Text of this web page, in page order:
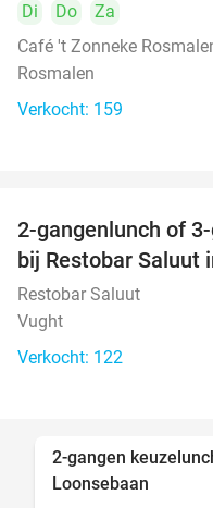
Di Do
Za
Café 't Zonneke
Rosmalen
Verkocht: 159
2-gangenlunch of
bij Restobar Saluut
Restobar Saluut
Vught
Verkocht: 122
2-gangen
Loonsebaan